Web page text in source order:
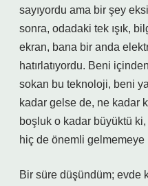
sayıyordu ama bir şey
sonra, odadaki tek ışık,
ekran, bana bir anda
hatırlatıyordu. Beni
sokan bu teknoloji, beni
kadar gelse de, ne kadar
boşluk o kadar büyüktü
hiç de önemli gelmemeye
Bir süre düşündüm; evde